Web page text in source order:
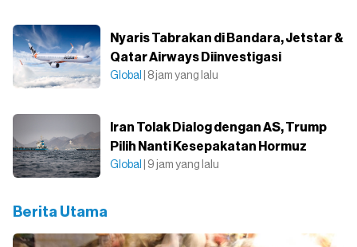
Nyaris Tabrakan di Bandara, Jetstar &
Qatar Airways Diinvestigasi
Global | 8 jam yang lalu
Iran Tolak Dialog dengan AS, Trump
Pilih Nanti Kesepakatan Hormuz
Global | 9 jam yang lalu
Berita Utama